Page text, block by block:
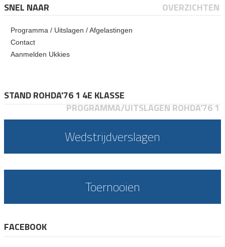
SNEL NAAR OVERZICHTEN
Programma / Uitslagen / Afgelastingen
Contact
Aanmelden Ukkies
STAND ROHDA'76 1 4E KLASSE
PROGRAMMA/UITSLAGEN ROHDA'76 1
Wedstrijdverslagen
Toernooien
FACEBOOK